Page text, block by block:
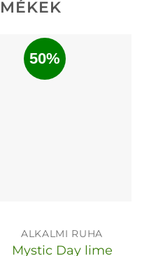
50%
ALKALMI RUHA
Mystic Day lime